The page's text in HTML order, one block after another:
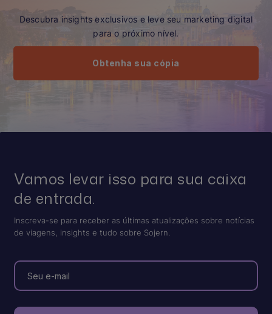
Descubra insights exclusivos e leve seu marketing digital
para o próximo nível.
Obtenha sua cópia
Vamos levar isso para sua caixa
de entrada.
Inscreva-se para receber as últimas atualizações sobre notícias
de viagens, insights e tudo sobre Sojern.